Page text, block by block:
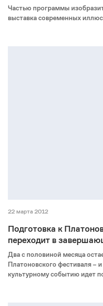
Частью программы
выставка современных
22 марта 2012
Подготовка к
переходит в
Два с половиной месяца
Платоновского фестиваля –
культурному событию идет